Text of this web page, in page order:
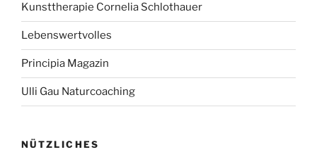
Kunsttherapie Cornelia Schlothauer
Lebenswertvolles
Principia Magazin
Ulli Gau Naturcoaching
NÜTZLICHES